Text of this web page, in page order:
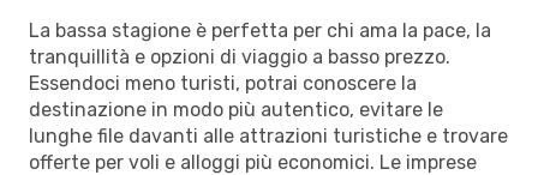
La bassa stagione è perfetta per chi ama la pace, la
tranquillità e opzioni di viaggio a basso prezzo.
Essendoci meno turisti, potrai conoscere la
destinazione in modo più autentico, evitare le
lunghe file davanti alle attrazioni turistiche e trovare
offerte per voli e alloggi più economici. Le imprese